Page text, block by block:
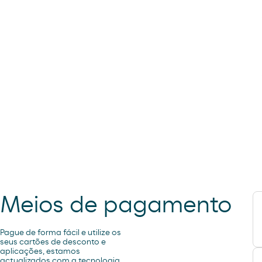
Meios de pagamento
Pague de forma fácil e utilize os
seus cartões de desconto e
aplicações, estamos